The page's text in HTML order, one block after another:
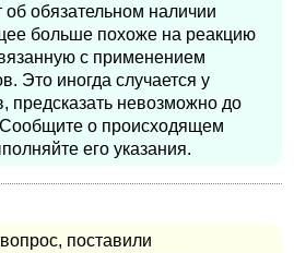
об обязательном наличии
больше похоже на реакцию
с применением
Это иногда случается у
предсказать невозможно до
о происходящем
его указания.
поставили